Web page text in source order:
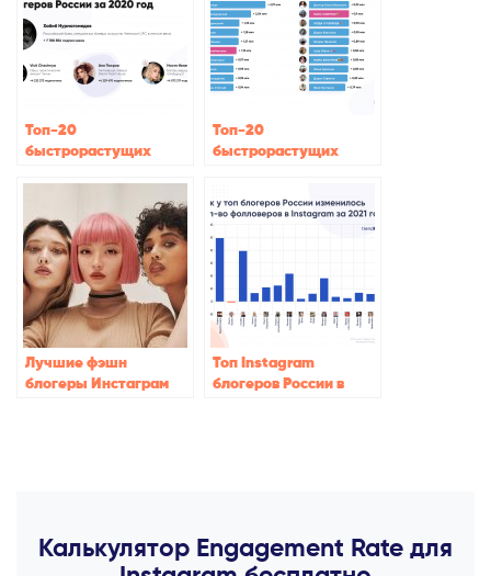
Топ-20
быстрорастущих
Топ-20
быстрорастущих
Лучшие фэшн
блогеры Инстаграм
Топ Instagram
блогеров России в
Калькулятор Engagement Rate для